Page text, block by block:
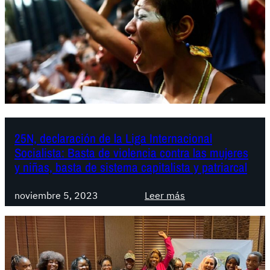
T
o
m
o
a
s
c
l
l
e
e
g
e
n
n
a
:
A
c
á
a
m
o
25N, declaración de la Liga Internacional
Socialista: Basta de violencia contra las mujeres
y niñas, basta de sistema capitalista y patriarcal
noviembre 5, 2023 Leer más
2
5
N
,